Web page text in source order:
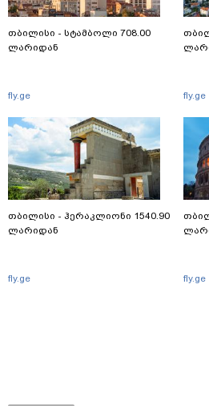
თბილისი - სტამბოლი 708.00
ლარიდან
fly.ge
თბილისი - ჰერაკლიონი 1540.90
ლარიდან
fly.ge
fly.ge
fly.ge